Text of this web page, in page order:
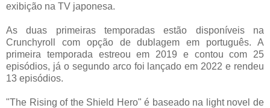
exibição na TV japonesa.
As duas primeiras temporadas estão disponíveis na
Crunchyroll com opção de dublagem em português. A
primeira temporada estreou em 2019 e contou com 25
episódios, já o segundo arco foi lançado em 2022 e rendeu
13 episódios.
"The Rising of the Shield Hero" é baseado na light novel de